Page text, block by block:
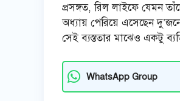
প্রসঙ্গত, রিল লাইফে যেমন
অধ্যায় পেরিয়ে এসেছেন
সেই ব্যস্ততার মাঝেও একটু
WhatsApp Group